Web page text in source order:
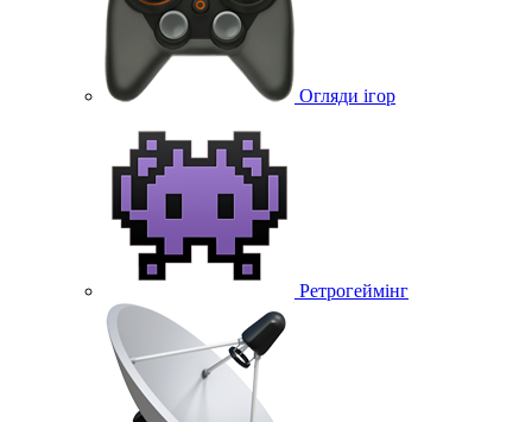
Огляди ігор
Ретрогеймінг